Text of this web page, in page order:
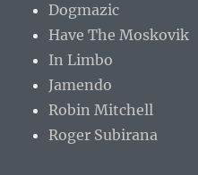
Dogmazic
Have The Moskovik
In Limbo
Jamendo
Robin Mitchell
Roger Subirana